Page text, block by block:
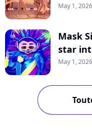
May 1, 2026
Mask
star
May 1, 2026